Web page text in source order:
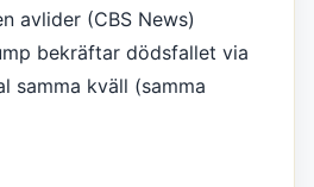
avlider (CBS News)
bekräftar dödsfallet via
samma kväll (samma